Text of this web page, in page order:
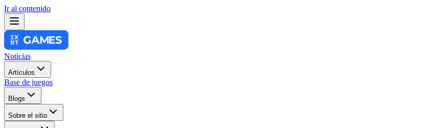
Ir al contenido
Noticias
Artículos
Base de juegos
Blogs
Sobre el sitio